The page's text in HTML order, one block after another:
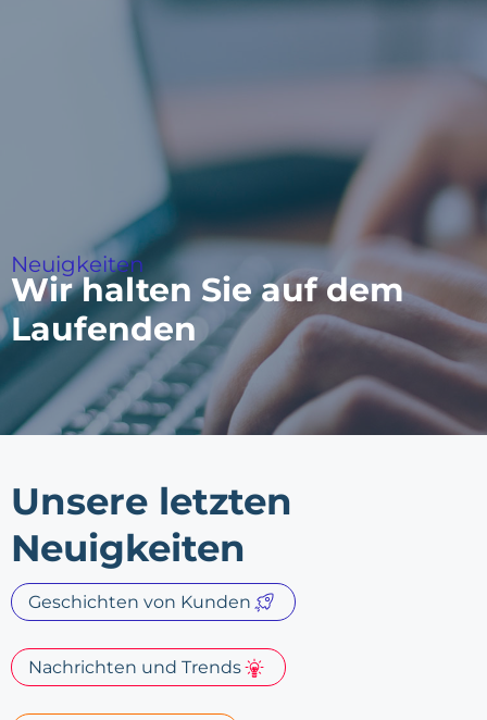
Neuigkeiten
Wir halten Sie auf dem
Laufenden
Unsere letzten
Neuigkeiten
Geschichten von Kunden
Nachrichten und Trends